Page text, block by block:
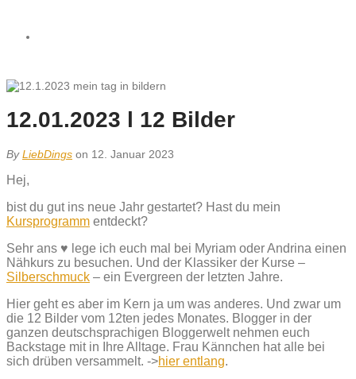
12.01.2023 l 12 Bilder
ByLiebDings on 12. Januar 2023
Hej,
bist du gut ins neue Jahr gestartet? Hast du mein
Kursprogramm entdeckt?
Sehr ans ♥ lege ich euch mal bei Myriam oder Andrina einen
Nähkurs zu besuchen. Und der Klassiker der Kurse –
Silberschmuck – ein Evergreen der letzten Jahre.
Hier geht es aber im Kern ja um was anderes. Und zwar um
die 12 Bilder vom 12ten jedes Monates. Blogger in der
ganzen deutschsprachigen Bloggerwelt nehmen euch
Backstage mit in Ihre Alltage. Frau Kännchen hat alle bei
sich drüben versammelt. ->hier entlang.